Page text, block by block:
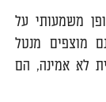
משמעותי על
מוצפים מנטל
לא אמינה, הם